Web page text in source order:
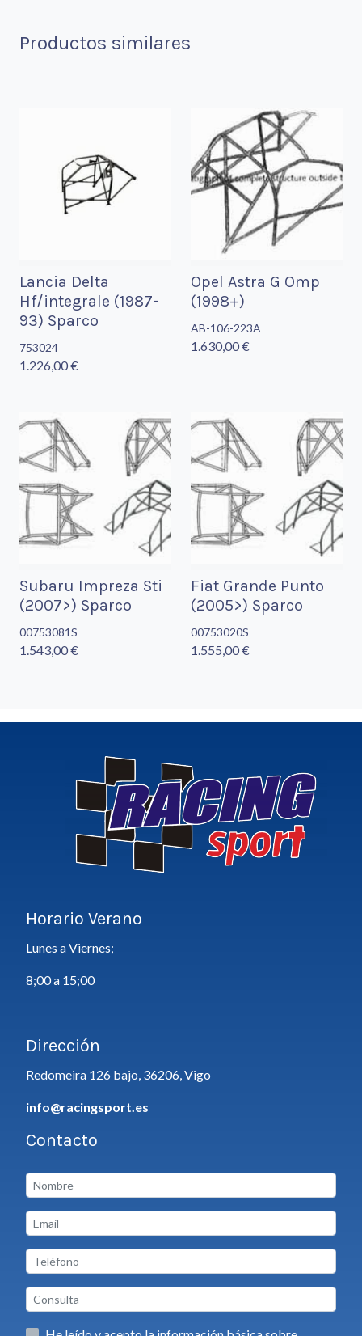
Productos similares
Lancia Delta
Hf/integrale (1987-
93) Sparco
753024
1.226,00 €
Opel Astra G Omp
(1998+)
AB-106-223A
1.630,00 €
Subaru Impreza Sti
(2007>) Sparco
00753081S
1.543,00 €
Fiat Grande Punto
(2005>) Sparco
00753020S
1.555,00 €
Horario Verano
Lunes a Viernes;
8;00 a 15;00
Dirección
Redomeira 126 bajo, 36206, Vigo
info@racingsport.es
Contacto